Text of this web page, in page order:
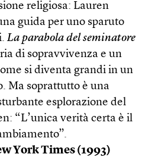
religiosa: Lauren
guida per uno sparuto
La parabola del seminatore
di sopravvivenza e un
si diventa grandi in un
Ma soprattutto è una
esplorazione del
“L’unica verità certa è il
York Times (1993)